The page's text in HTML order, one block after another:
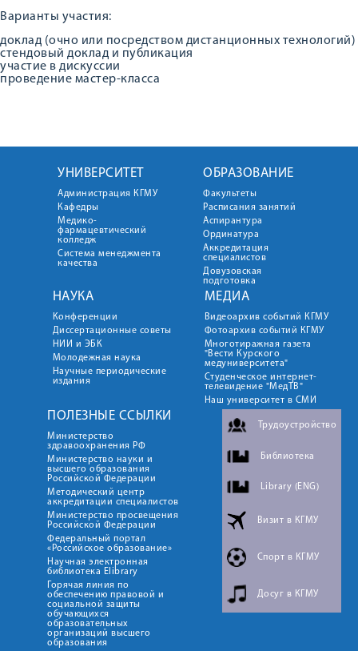
Варианты участия:
доклад (очно или посредством дистанционных
стендовый доклад и публикация
участие в дискуссии
проведение мастер-класса
УНИВЕРСИТЕТ
Администрация КГМУ
Кафедры
Медико-
фармацевтический
колледж
Система менеджмента
качества
ОБРАЗОВАНИЕ
Факультеты
Расписания занятий
Аспирантура
Ординатура
Аккредитация
специалистов
Довузовская
подготовка
НАУКА
Конференции
Диссертационные советы
НИИ и ЭБК
Молодежная наука
Научные периодические
издания
МЕДИА
Видеоархив событий КГМУ
Фотоархив событий КГМУ
Многотиражная газета
"Вести Курского
медуниверситета"
Студенческое интернет-
телевидение "МедТВ"
Наш университет в СМИ
ПОЛЕЗНЫЕ ССЫЛКИ
Министерство
здравоохранения РФ
Министерство науки и
высшего образования
Российской Федерации
Методический центр
аккредитации специалистов
Министерство просвещения
Российской Федерации
Федеральный портал
«Российское образование»
Научная электронная
библиотека Elibrary
Горячая линия по
обеспечению правовой и
социальной защиты
обучающихся
образовательных
организаций высшего
образования
Трудоустройство
Библиотека
Library (ENG)
Визит в КГМУ
Спорт в КГМУ
Досуг в КГМУ